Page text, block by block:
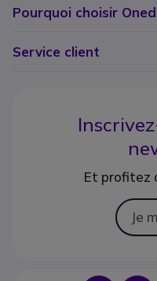
Pourquoi choisir
Service client
Et profitez
Je